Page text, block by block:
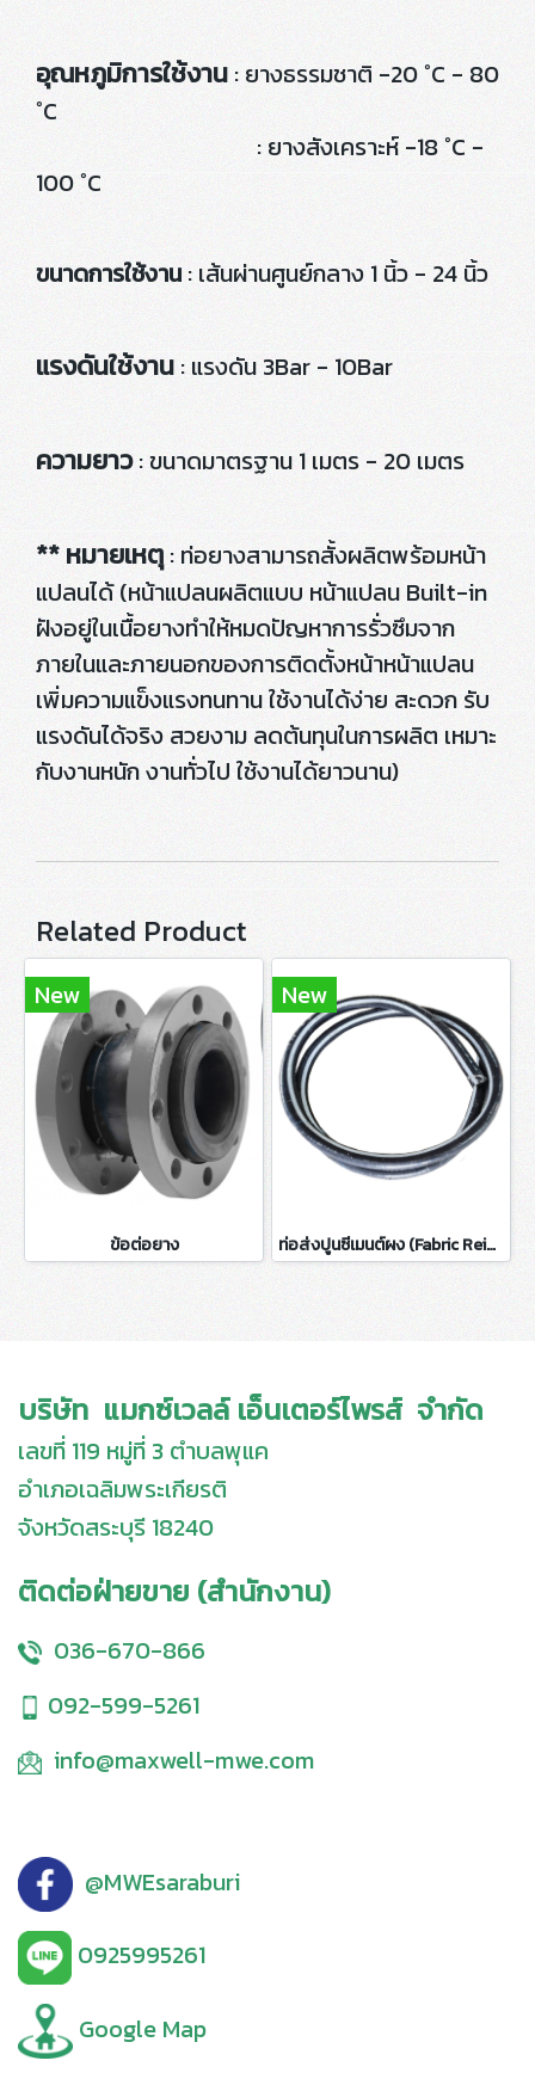
อุณหภูมิการใช้งาน : ยางธรรมชาติ -20 °C - 80
°C
: ยางสังเคราะห์ -18 °C -
100 °C
ขนาดการใช้งาน : เส้นผ่านศูนย์กลาง 1 นิ้ว - 24 นิ้ว
แรงดันใช้งาน : แรงดัน 3Bar - 10Bar
ความยาว: ขนาดมาตรฐาน 1 เมตร - 20 เมตร
** หมายเหตุ : ท่อยางสามารถสั้งผลิตพร้อมหน้า
แปลนได้ (หน้าแปลนผลิตแบบ หน้าแปลน Built-in
ฝังอยู่ในเนื้อยางทำให้หมดปัญหาการรั่วซึมจาก
ภายในและภายนอกของการติดตั้งหน้าหน้าแปลน
เพิ่มความแข็งแรงทนทาน ใช้งานได้ง่าย สะดวก รับ
แรงดันได้จริง สวยงาม ลดต้นทุนในการผลิต เหมาะ
กับงานหนัก งานทั่วไป ใช้งานได้ยาวนาน)
Related Product
New
ข้อต่อยาง
New
ท่อส่งปูนซีเมนต์ผง (Fabric Reinforce Dry Cement Delivery Hose)
บริษัท แมกซ์เวลล์ เอ็นเตอร์ไพรส์ จำกัด
เลขที่ 119 หมู่ที่ 3 ตำบลพุแค
อำเภอเฉลิมพระเกียรติ
จังหวัดสระบุรี 18240
ติดต่อฝ่ายขาย (สำนักงาน)
036-670-866
092-599-5261
info@maxwell-mwe.com
@MWEsaraburi
0925995261
Google Map